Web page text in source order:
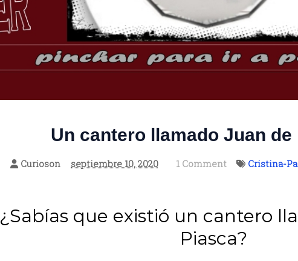
Un cantero llamado Juan de
Curioson septiembre 10, 2020 1 Comment Cristina-
¿Sabías que existió un cantero
Piasca?